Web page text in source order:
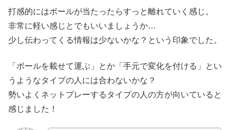
打感的にはボールが当たったらすっと離れていく感じ。
非常に軽い感じとでもいいましょうか…
少し伝わってくる情報は少ないかな？という印象でした。
「ボールを載せて運ぶ」とか「手元で変化を付ける」とい
うようなタイプの人には合わないかな？
勢いよくネットプレーするタイプの人の方が向いていると
感じました！